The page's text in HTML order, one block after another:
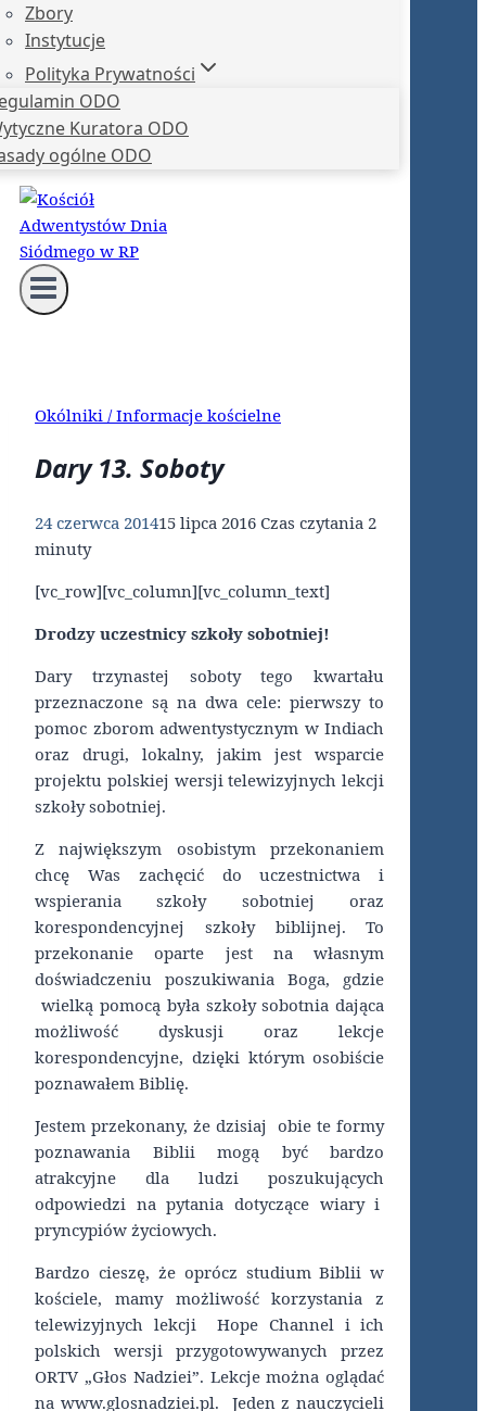
Zbory
Instytucje
Polityka Prywatności
ODO
Kuratora ODO
ogólne ODO
Okólniki / Informacje kościelne
Dary 13. Soboty
24 czerwca 201415 lipca 2016 Czas czytania 2
minuty
[vc_row][vc_column][vc_column_text]
Drodzy uczestnicy szkoły sobotniej!
Dary trzynastej soboty tego kwartału
przeznaczone są na dwa cele: pierwszy to
pomoc zborom adwentystycznym w Indiach
oraz drugi, lokalny, jakim jest wsparcie
projektu polskiej wersji telewizyjnych lekcji
szkoły sobotniej.
Z największym osobistym przekonaniem
chcę Was zachęcić do uczestnictwa i
wspierania szkoły sobotniej oraz
korespondencyjnej szkoły biblijnej. To
przekonanie oparte jest na własnym
doświadczeniu poszukiwania Boga, gdzie
wielką pomocą była szkoły sobotnia dająca
możliwość dyskusji oraz lekcje
korespondencyjne, dzięki którym osobiście
poznawałem Biblię.
Jestem przekonany, że dzisiaj obie te formy
poznawania Biblii mogą być bardzo
atrakcyjne dla ludzi poszukujących
odpowiedzi na pytania dotyczące wiary i
pryncypiów życiowych.
Bardzo cieszę, że oprócz studium Biblii w
kościele, mamy możliwość korzystania z
telewizyjnych lekcji Hope Channel i ich
polskich wersji przygotowywanych przez
ORTV „Głos Nadziei”. Lekcje można oglądać
na www.glosnadziei.pl. Jeden z nauczycieli